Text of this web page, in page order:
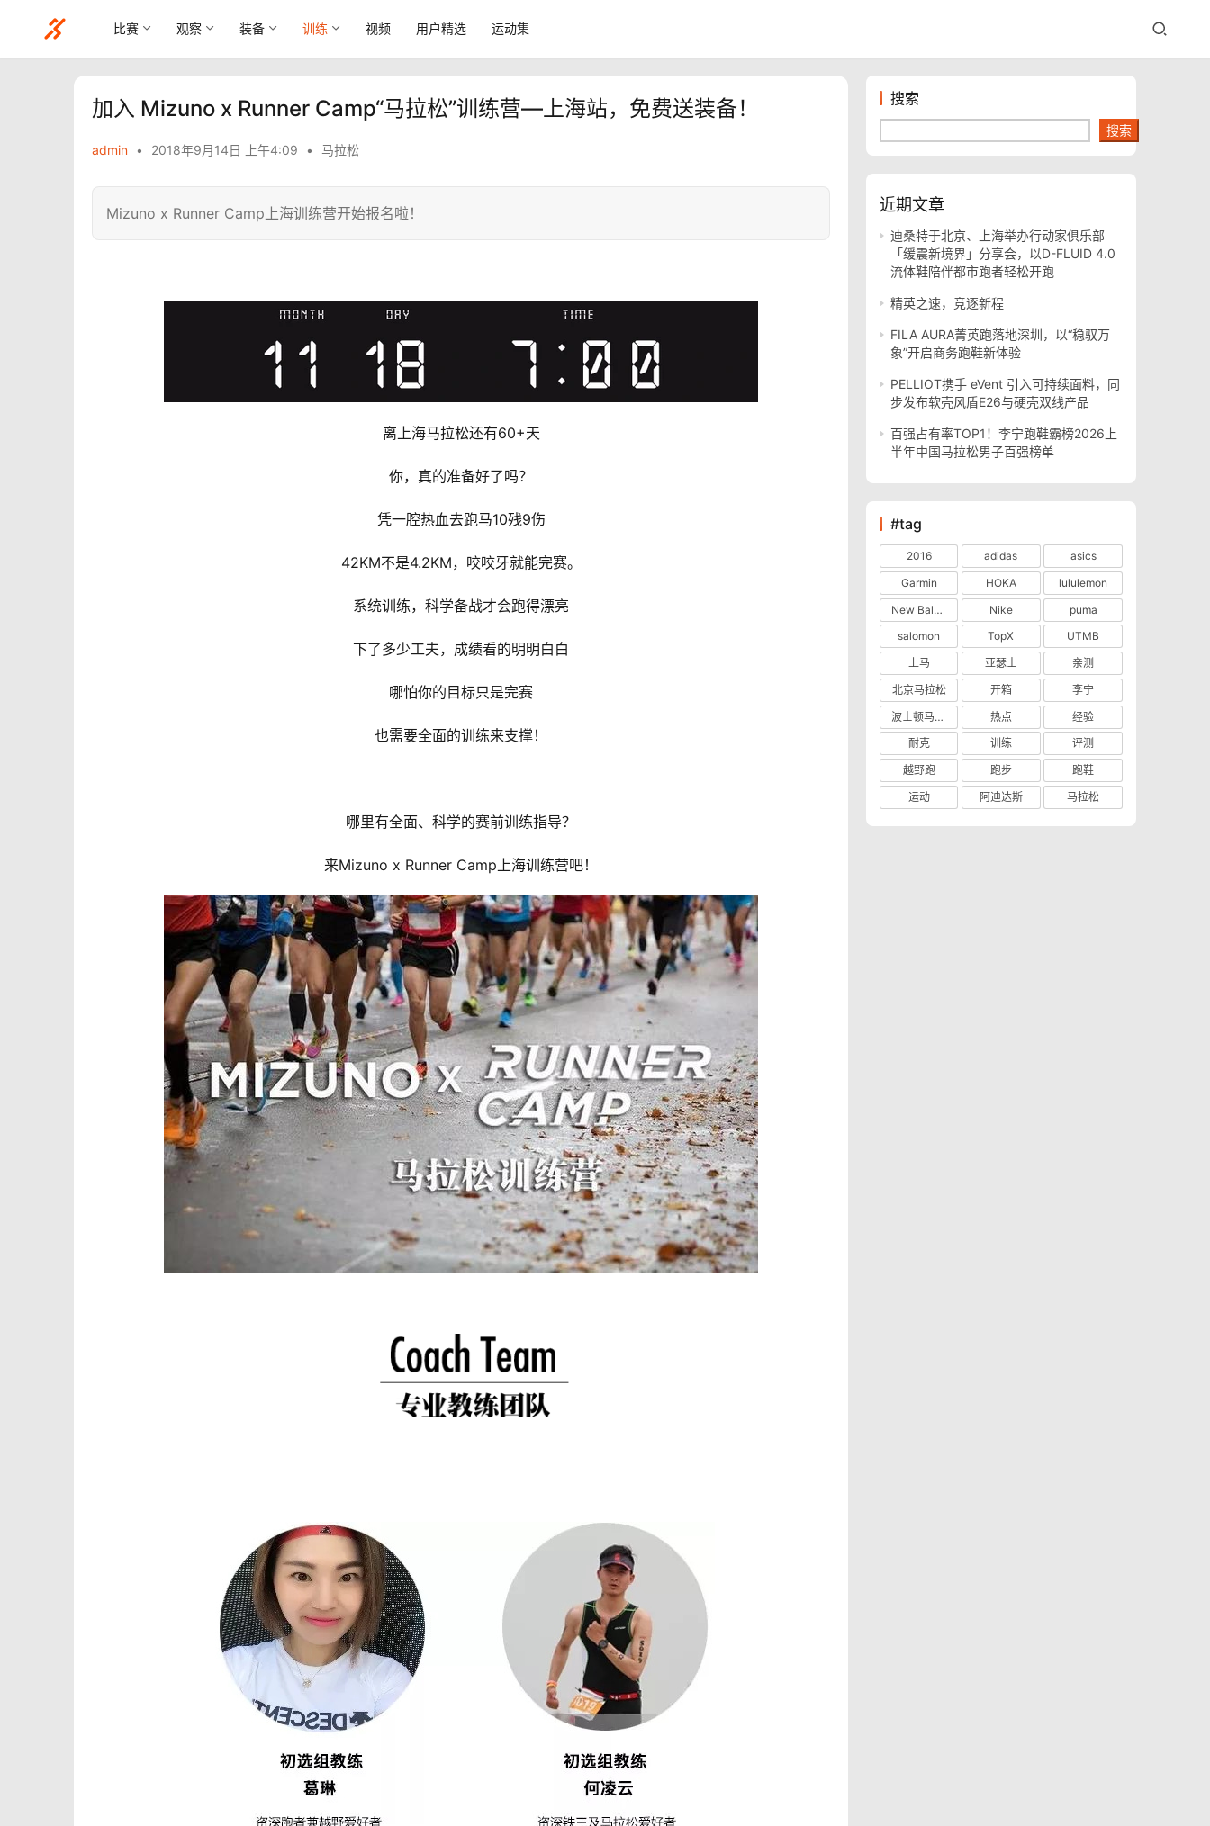
比赛 观察 装备 训练 视频 用户精选 运动集
加入 Mizuno x Runner Camp“马拉松”训练营—上海站，免费送装备！
admin • 2018年9月14日 上午4:09 • 马拉松
Mizuno x Runner Camp上海训练营开始报名啦！
离上海马拉松还有60+天
你，真的准备好了吗？
凭一腔热血去跑马10残9伤
42KM不是4.2KM，咬咬牙就能完赛。
系统训练，科学备战才会跑得漂亮
下了多少工夫，成绩看的明明白白
哪怕你的目标只是完赛
也需要全面的训练来支撑！
哪里有全面、科学的赛前训练指导？
来Mizuno x Runner Camp上海训练营吧！
搜索
搜索
近期文章
迪桑特于北京、上海举办行动家俱乐部
「缓震新境界」分享会，以D-FLUID 4.0
流体鞋陪伴都市跑者轻松开跑
精英之速，竞逐新程
FILA AURA菁英跑落地深圳，以“稳驭万
象”开启商务跑鞋新体验
PELLIOT携手 eVent 引入可持续面料，同
步发布软壳风盾E26与硬壳双线产品
百强占有率TOP1！李宁跑鞋霸榜2026上
半年中国马拉松男子百强榜单
#tag
2016 adidas
asics
Garmin
HOKA
lululemon
New Balance
Nike
puma
salomon
TopX
UTMB
上马
亚瑟士
亲测
北京马拉松
开箱
李宁
波士顿马拉松
热点
经验
耐克
训练
评测
越野跑
跑步
跑鞋
运动
阿迪达斯 马拉松